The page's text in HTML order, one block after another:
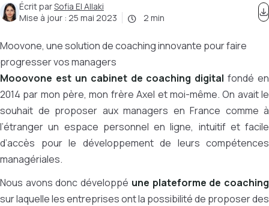
Écrit parSofia El Allaki
Mise à jour : 25 mai 2023 2 min
Moovone, une solution de coaching innovante pour faire
progresser vos managers
Mooovone est un cabinet de coaching digital fondé en
2014 par mon père, mon frère Axel et moi-même. On avait le
souhait de proposer aux managers en France comme à
l’étranger un espace personnel en ligne, intuitif et facile
d’accès pour le développement de leurs compétences
managériales.
Nous avons donc développé une plateforme de coaching
sur laquelle les entreprises ont la possibilité de proposer des